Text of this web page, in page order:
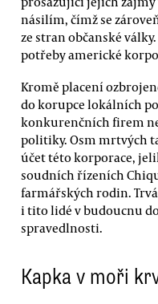
násilím, čímž se
ze stran občanské
potřeby americké
Kromě placení
do korupce lokálních
konkurenčních firem
politiky. Osm mrtvých
účet této korporace,
soudních řízeních
farmářských rodin.
i tito lidé v budoucnu
spravedlnosti.
Kapka v moři